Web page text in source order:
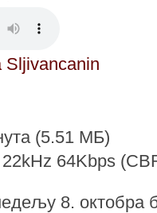
Sljivancanin
(5.51 МБ)
64Kbps
8. октобра